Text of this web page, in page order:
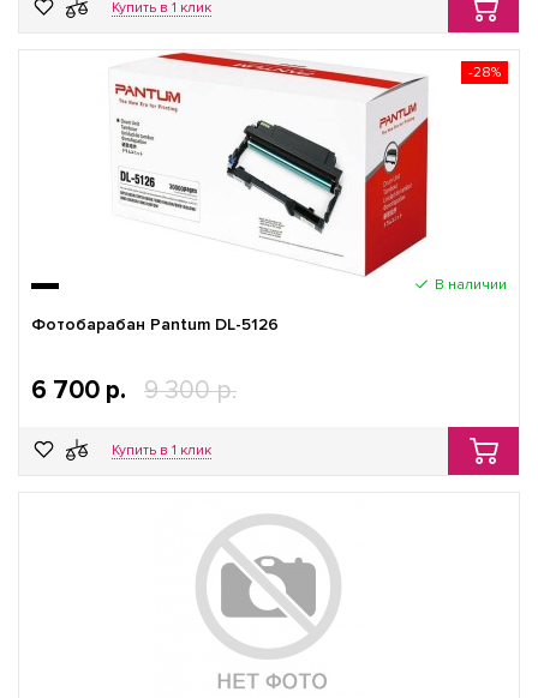
Купить в 1 клик
-28%
В наличии
Фотобарабан Pantum DL-5126
6 700 р. 9 300 р.
Купить в 1 клик